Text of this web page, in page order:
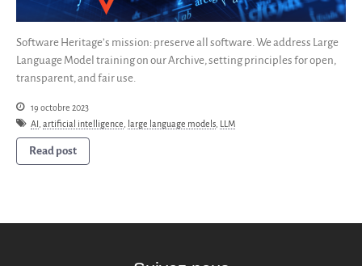
English
Español
Software Heritage’s mission: preserve all software. We address Large
Language Model training on our Archive, setting principles for open,
transparent, and fair use.
19 octobre 2023
AI artificial intelligence large language models LLM
Read post